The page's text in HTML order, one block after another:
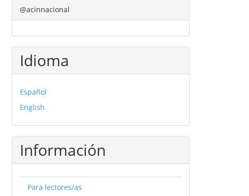
@acinnacional
Idioma
Español
English
Información
Para lectores/as